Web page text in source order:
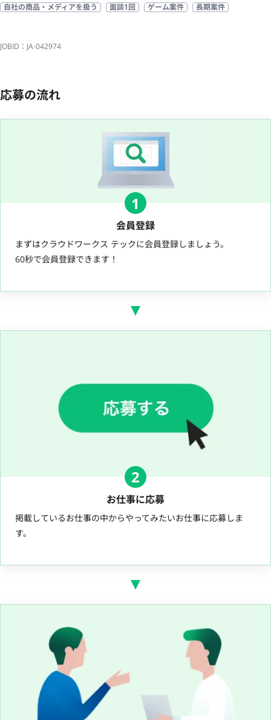
自社の商品・メディアを扱う
面談1回 ゲーム案件 長期案件
JOBID：JA-042974
応募の流れ
1
会員登録
まずはクラウドワークス テックに会員登録しましょう。
60秒で会員登録できます！
2
お仕事に応募
掲載しているお仕事の中からやってみたいお仕事に応募しま
す。